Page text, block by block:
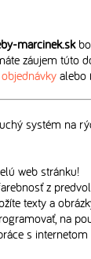
marcinek.sk
záujem túto
alebo
systém na
web stránku!
z
texty a
na
s